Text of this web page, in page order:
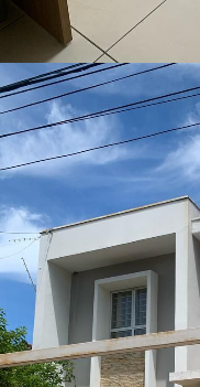
Paciente
Ótima
que eu falava,
de fato dedicada
comprometida e
Paciente